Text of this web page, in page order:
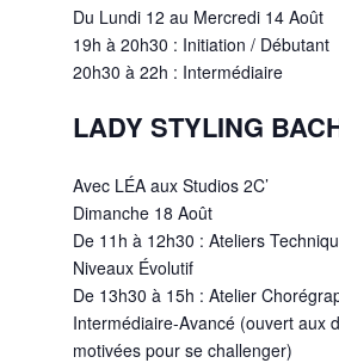
Du Lundi 12 au Mercredi 14 Août
19h à 20h30 : Initiation / Débutant
20h30 à 22h : Intermédiaire
LADY STYLING
Avec LÉA aux Studios 2C’
Dimanche 18 Août
De 11h à 12h30 : Ateliers
Niveaux Évolutif
De 13h30 à 15h : Atelier
Intermédiaire-Avancé (ouvert aux
motivées pour se challenger)